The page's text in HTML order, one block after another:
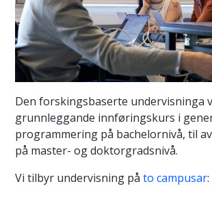
Den forskingsbaserte undervisninga
grunnleggande innføringskurs i
programmering på bachelornivå, til
på master- og doktorgradsnivå.
Vi tilbyr undervisning på to campusar: